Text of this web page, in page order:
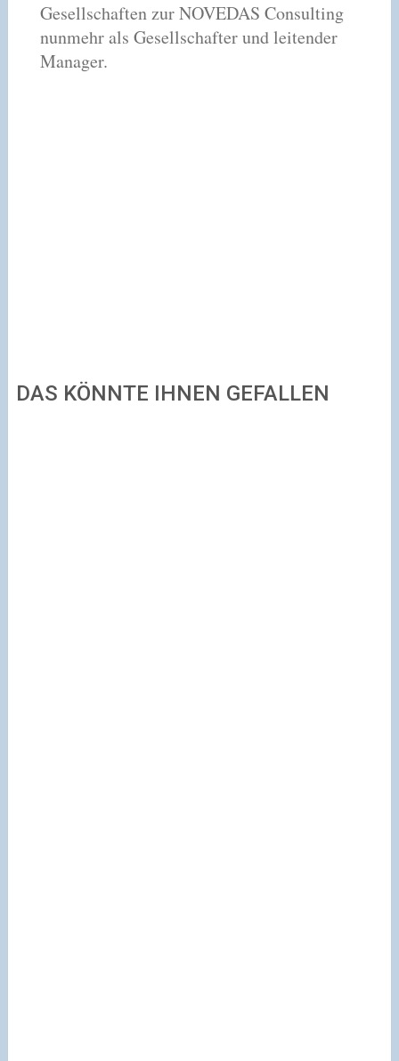
Gesellschaften zur NOVEDAS Consulting
nunmehr als Gesellschafter und leitender
Manager.
DAS KÖNNTE IHNEN GEFALLEN